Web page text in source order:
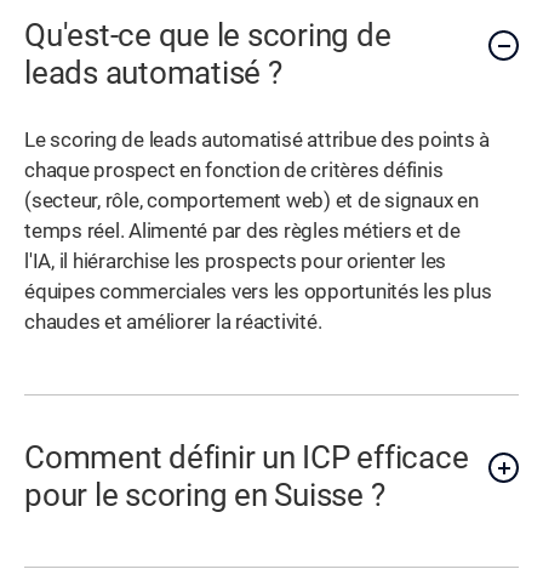
Qu'est-ce que le scoring de
leads automatisé ?
Le scoring de leads automatisé attribue des points à
chaque prospect en fonction de critères définis
(secteur, rôle, comportement web) et de signaux en
temps réel. Alimenté par des règles métiers et de
l'IA, il hiérarchise les prospects pour orienter les
équipes commerciales vers les opportunités les plus
chaudes et améliorer la réactivité.
Comment définir un ICP efficace
pour le scoring en Suisse ?